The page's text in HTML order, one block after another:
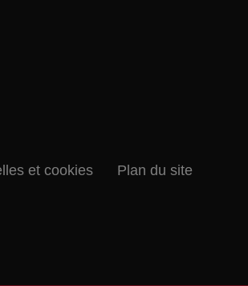
et cookies Plan du site